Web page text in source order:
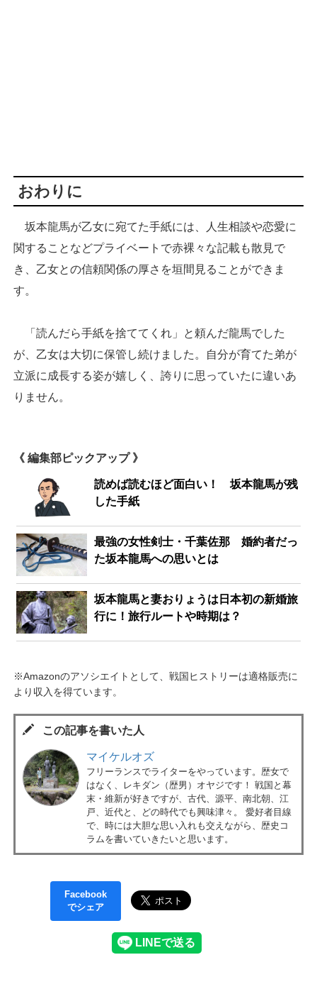
おわりに
坂本龍馬が乙女に宛てた手紙には、人生相談や恋愛に
関することなどプライベートで赤裸々な記載も散見で
き、乙女との信頼関係の厚さを垣間見ることができま
す。
「読んだら手紙を捨ててくれ」と頼んだ龍馬でした
が、乙女は大切に保管し続けました。自分が育てた弟が
立派に成長する姿が嬉しく、誇りに思っていたに違いあ
りません。
《 編集部ピックアップ 》
読めば読むほど面白い！ 坂本龍馬が残
した手紙
最強の女性剣士・千葉佐那 婚約者だっ
た坂本龍馬への思いとは
坂本龍馬と妻おりょうは日本初の新婚旅
行に！旅行ルートや時期は？
※Amazonのアソシエイトとして、戦国ヒストリーは適格販売に
より収入を得ています。
この記事を書いた人
マイケルオズ
フリーランスでライターをやっています。歴女で
はなく、レキダン（歴男）オヤジです！ 戦国と幕
末・維新が好きですが、古代、源平、南北朝、江
戸、近代と、どの時代でも興味津々。 愛好者目線
で、時には大胆な思い入れも交えながら、歴史コ
ラムを書いていきたいと思います。
Facebook
でシェア